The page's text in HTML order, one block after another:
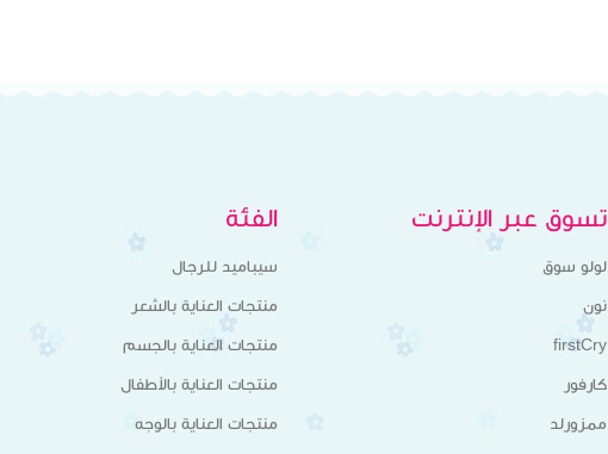
تسوق عبر الإنترنت
لولو سوق
نون
firstCry
كارفور
ممزورلد
الفئة
سيباميد للرجال
منتجات العناية بالشعر
منتجات العناية بالجسم
منتجات العناية بالأطفال
منتجات العناية بالوجه